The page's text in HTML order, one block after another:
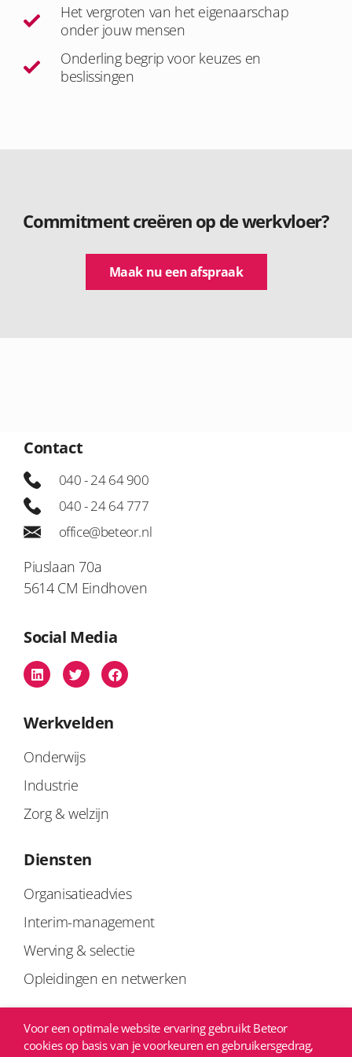
Het vergroten van het eigenaarschap
onder jouw mensen
Onderling begrip voor keuzes en
beslissingen
Commitment creëren op de werkvloer?
Maak nu een afspraak
Contact
040 - 24 64 900
040 - 24 64 777
office@beteor.nl
Piuslaan 70a
5614 CM Eindhoven
Social Media
Werkvelden
Onderwijs
Industrie
Zorg & welzijn
Diensten
Organisatieadvies
Interim-management
Werving & selectie
Opleidingen en netwerken
Links
Voor een optimale website ervaring gebruikt Beteor
cookies op basis van je voorkeuren en gebruikersgedrag,